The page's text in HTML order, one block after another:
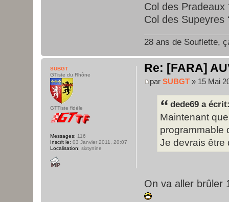
Col des Pradeaux
Col des Supeyres
28 ans de Souflette,
Re: [FARA]
par SUBGT » 15 Mai
dede69 a
Maintenant
programmable
Je devrais être
On va aller brûler
SUBGT
GTiste du Rhône
GTTiste fidèle
Messages: 116
Inscrit le: 03 Janvier 2011, 20:07
Localisation: sixtynine